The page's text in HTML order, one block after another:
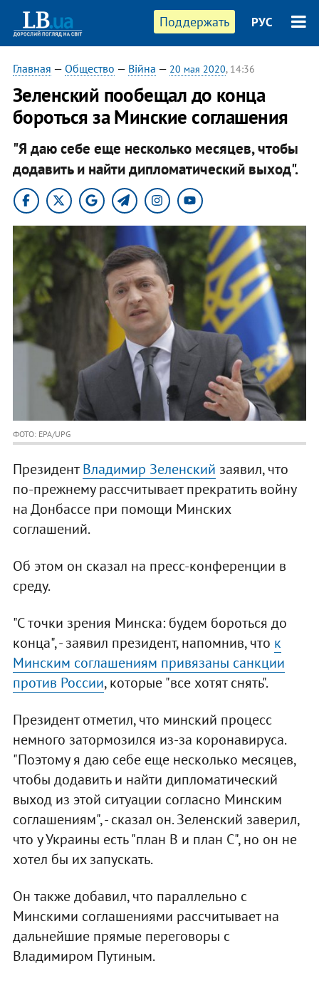
Поддержать РУС
Главная — Общество — Війна — 20 мая 2020, 14:36
Зеленский пообещал до конца
бороться за Минские соглашения
"Я даю себе еще несколько месяцев, чтобы
додавить и найти дипломатический выход".
ФОТО: EPA/UPG
ПрезидентВладимир Зеленский заявил, что
по-прежнему рассчитывает прекратить войну
на Донбассе при помощи Минских
соглашений.
Об этом он сказал на пресс-конференции в
среду.
"С точки зрения Минска: будем бороться до
конца", - заявил президент, напомнив, что к
Минским соглашениям привязаны санкции
против России, которые "все хотят снять".
Президент отметил, что минский процесс
немного затормозился из-за коронавируса.
"Поэтому я даю себе еще несколько месяцев,
чтобы додавить и найти дипломатический
выход из этой ситуации согласно Минским
соглашениям", - сказал он. Зеленский заверил,
что у Украины есть "план B и план C", но он не
хотел бы их запускать.
Он также добавил, что параллельно с
Минскими соглашениями рассчитывает на
дальнейшие прямые переговоры с
Владимиром Путиным.